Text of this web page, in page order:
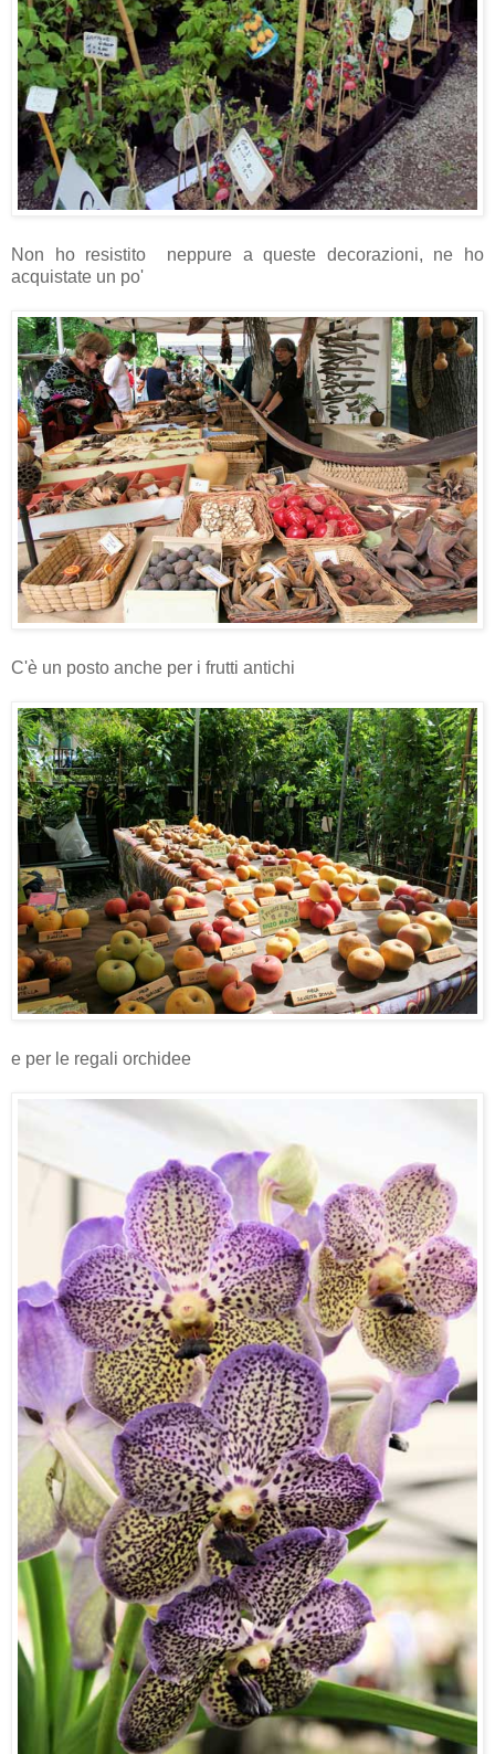
Non ho resistito neppure a queste decorazioni, ne ho
acquistate un po'
C'è un posto anche per i frutti antichi
e per le regali orchidee